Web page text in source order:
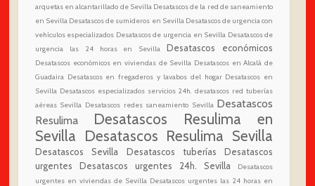
arquetas en alcantarillado de Sevilla Desatascos de la red de saneamiento
en Sevilla Desatascos de sumideros en Sevilla Desatascos de urgencia con
vehículos especializados Desatascos de urgencia en Sevilla Desatascos de
urgencia las 24 horas en Sevilla
Desatascos económicos
Desatascos económicos en viviendas de Sevilla Desatascos en Alcalá de
Guadaira Desatascos en fregaderos y lavabos del hogar Desatascos en
Sevilla Desatascos especializados servicios 24h. desatascos red tuberías
aéreas Sevilla Desatascos redes saneamiento Sevilla Desatascos
Resulima
Desatascos Resulima en
Sevilla Desatascos Resulima Sevilla
Desatascos Sevilla Desatascos tuberías
Desatascos
urgentes
Desatascos urgentes 24h. Sevilla
Desatascos
urgentes en viviendas de Sevilla Desatascos urgentes las 24 horas en